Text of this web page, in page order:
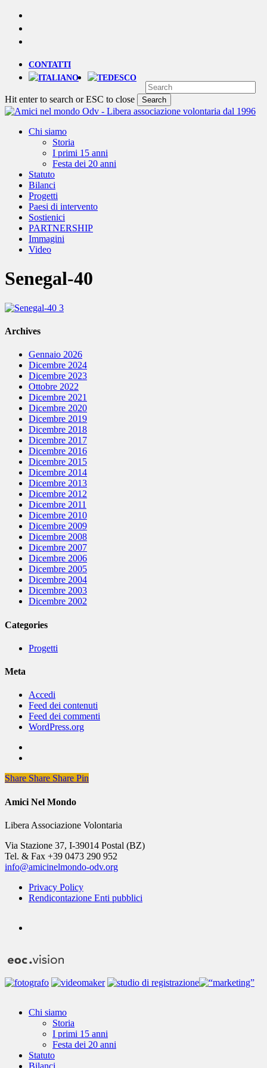
Skip
content
CONTATTI
Hit enter to search or ESC to close Search
Close
Menu
Chi siamo
Storia
I primi 15 anni
Festa dei 20 anni
Statuto
Bilanci
Progetti
Paesi di intervento
Sostienici
PARTNERSHIP
Immagini
Video
Senegal-40
Archives
Gennaio 2026
Dicembre 2024
Dicembre 2023
Ottobre 2022
Dicembre 2021
Dicembre 2020
Dicembre 2019
Dicembre 2018
Dicembre 2017
Dicembre 2016
Dicembre 2015
Dicembre 2014
Dicembre 2013
Dicembre 2012
Dicembre 2011
Dicembre 2010
Dicembre 2009
Dicembre 2008
Dicembre 2007
Dicembre 2006
Dicembre 2005
Dicembre 2004
Dicembre 2003
Dicembre 2002
Categories
Progetti
Meta
Accedi
Feed dei contenuti
Feed dei commenti
WordPress.org
Share
Share Share Share Pin
Amici Nel Mondo
Libera Associazione Volontaria
Via Stazione 37, I-39014 Postal (BZ)
Tel. & Fax +39 0473 290 952
info@amicinelmondo-odv.org
Privacy Policy
Rendicontazione Enti pubblici
Close
Chi siamo
Storia
I primi 15 anni
Festa dei 20 anni
Statuto
Bilanci